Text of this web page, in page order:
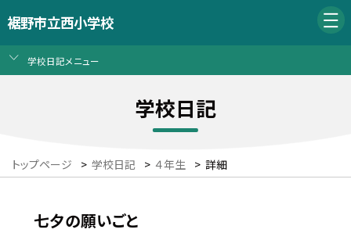
裾野市立西小学校
学校日記メニュー
学校日記
トップページ > 学校日記 > ４年生 > 詳細
七夕の願いごと